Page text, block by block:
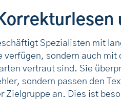
Spezialisten mit
sondern auch mit
vertraut sind. Sie
sondern passen den
Zielgruppe an. Dies ist